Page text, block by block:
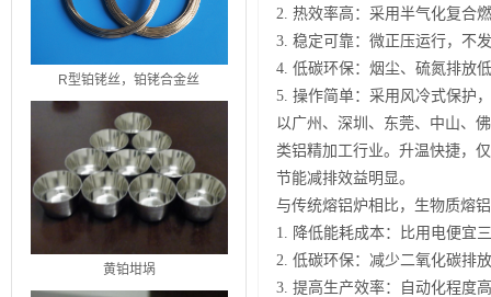
R型铂铑丝，铂铑合金丝
黄铂坩埚
2. 热效率高：采用半气化复合
3. 稳定可靠：微正压运行，不
4. 低碳环保：烟尘、硫氮排放
5. 操作简单：采用风冷式保护
以广州、深圳、东莞、中山、
类铝精加工行业。升温快捷，
节能减排效益明显。
与传统熔铝炉相比，生物质熔
1. 降低能耗成本：比用电便宜
2. 低碳环保：减少二氧化碳排
3. 提高生产效率：自动化程度